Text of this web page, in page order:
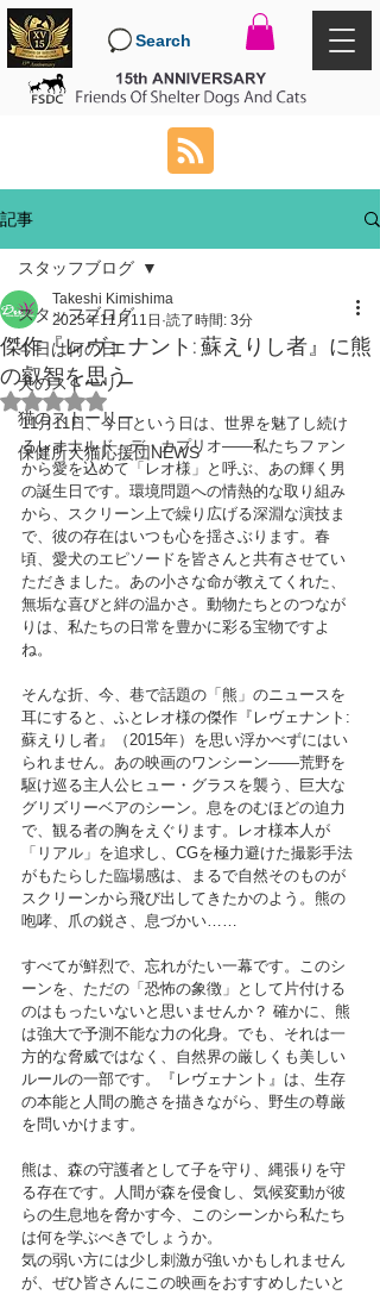
Search
記事
スタッフブログ
今日は何の日
犬のストーリー
猫のストーリー
保健所犬猫応援団NEWS
スタッフブログ
傑作『レヴェナント: 蘇えりし者』に熊
の叡智を思う
Takeshi Kimishima
2025年11月11日 読了時間: 3分
5つ星のうちNaNと評価されています。
11月11日、今日という日は、世界を魅了し続け
るレオナルド・デ・カプリオ――私たちファン
から愛を込めて「レオ様」と呼ぶ、あの輝く男
の誕生日です。環境問題への情熱的な取り組み
から、スクリーン上で繰り広げる深淵な演技ま
で、彼の存在はいつも心を揺さぶります。春
頃、愛犬のエピソードを皆さんと共有させてい
ただきました。あの小さな命が教えてくれた、
無垢な喜びと絆の温かさ。動物たちとのつなが
りは、私たちの日常を豊かに彩る宝物ですよ
ね。
そんな折、今、巷で話題の「熊」のニュースを
耳にすると、ふとレオ様の傑作『レヴェナント:
蘇えりし者』（2015年）を思い浮かべずにはい
られません。あの映画のワンシーン――荒野を
駆け巡る主人公ヒュー・グラスを襲う、巨大な
グリズリーベアのシーン。息をのむほどの迫力
で、観る者の胸をえぐります。レオ様本人が
「リアル」を追求し、CGを極力避けた撮影手法
がもたらした臨場感は、まるで自然そのものが
スクリーンから飛び出してきたかのよう。熊の
咆哮、爪の鋭さ、息づかい……
すべてが鮮烈で、忘れがたい一幕です。このシ
ーンを、ただの「恐怖の象徴」として片付ける
のはもったいないと思いませんか？ 確かに、熊
は強大で予測不能な力の化身。でも、それは一
方的な脅威ではなく、自然界の厳しくも美しい
ルールの一部です。『レヴェナント』は、生存
の本能と人間の脆さを描きながら、野生の尊厳
を問いかけます。
熊は、森の守護者として子を守り、縄張りを守
る存在です。人間が森を侵食し、気候変動が彼
らの生息地を脅かす今、このシーンから私たち
は何を学ぶべきでしょうか。
気の弱い方には少し刺激が強いかもしれません
が、ぜひ皆さんにこの映画をおすすめしたいと